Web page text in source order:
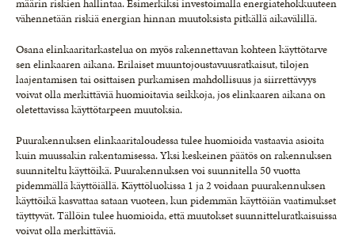
määrin riskien hallintaa. Esimerkiksi investoimalla energiatehokkuuteen
vähennetään riskiä energian hinnan muutoksista pitkällä aikavälillä.
Osana elinkaaritarkastelua on myös rakennettavan kohteen käyttötarve
sen elinkaaren aikana. Erilaiset muuntojoustavuusratkaisut, tilojen
laajentamisen tai osittaisen purkamisen mahdollisuus ja siirrettävyys
voivat olla merkittäviä huomioitavia seikkoja, jos elinkaaren aikana on
oletettavissa käyttötarpeen muutoksia.
Puurakennuksen elinkaaritaloudessa tulee huomioida vastaavia asioita
kuin muussakin rakentamisessa. Yksi keskeinen päätös on rakennuksen
suunniteltu käyttöikä. Puurakennuksen voi suunnitella 50 vuotta
pidemmällä käyttöiällä. Käyttöluokissa 1 ja 2 voidaan puurakennuksen
käyttöikä kasvattaa sataan vuoteen, kun pidemmän käyttöiän vaatimukset
täyttyvät. Tällöin tulee huomioida, että muutokset suunnitteluratkaisuissa
voivat olla merkittäviä.